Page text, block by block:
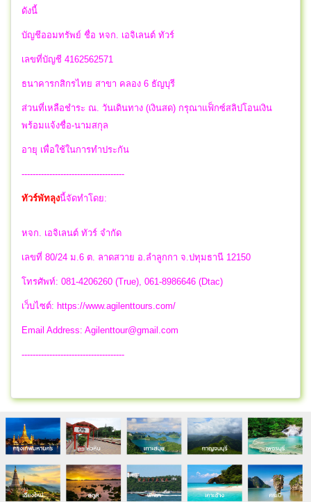
ดังนี้
บัญชีออมทรัพย์ ชื่อ หจก. เอจิเลนต์ ทัวร์
เลขที่บัญชี 4162562571
ธนาคารกสิกรไทย สาขา คลอง 6 ธัญบุรี
ส่วนที่เหลือชำระ ณ. วันเดินทาง (เงินสด) กรุณาแฟ็กซ์สลิปโอนเงิน
พร้อมแจ้งชื่อ-นามสกุล
อายุ เพื่อใช้ในการทำประกัน
-------------------------------------
ทัวร์พัทลุงนี้จัดทำโดย:
หจก. เอจิเลนต์ ทัวร์ จำกัด
เลขที่ 80/24 ม.6 ต. ลาดสวาย อ.ลำลูกกา จ.ปทุมธานี 12150
โทรศัพท์: 081-4206260 (True), 061-8986646 (Dtac)
เว็บไซต์: https://www.agilenttours.com/
Email Address: Agilenttour@gmail.com
-------------------------------------